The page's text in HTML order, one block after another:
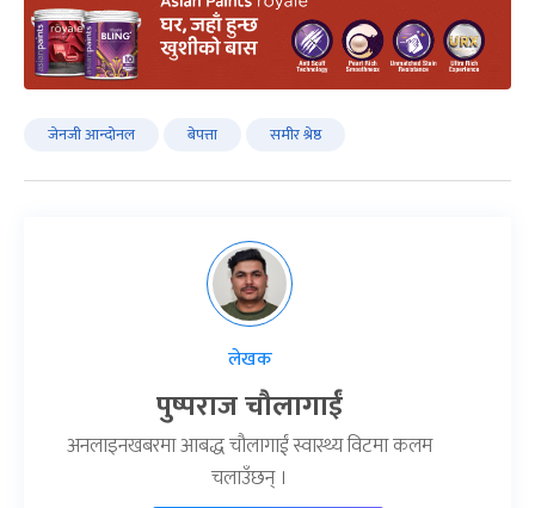
जेनजी आन्दोनल बेपत्ता समीर श्रेष्ठ
लेखक
पुष्पराज चौलागाईं
अनलाइनखबरमा आबद्ध चौलागाईं स्वास्थ्य विटमा कलम
चलाउँछन् ।